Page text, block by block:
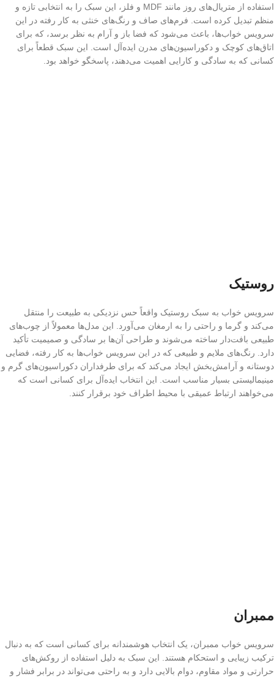
استفاده از متریال‌های روز مانند MDF و فلز، این سبک را به انتخابی تازه و
منظم تبدیل کرده است. فرم‌های صاف و رنگ‌های خنثی به کار رفته در این
سرویس خواب‌ها، باعث می‌شود که فضا باز و آرام به نظر برسد، که برای
اتاق‌های کوچک و دکوراسیون‌های مدرن ایده‌آل است. این سبک قطعاً برای
کسانی که به سادگی و کارایی اهمیت می‌دهند، پاسخگو خواهد بود.
روستیک
سرویس خواب به سبک روستیک واقعاً حس نزدیکی به طبیعت را منتقل
می‌کند و گرما و راحتی را به ارمغان می‌آورد. این مدل‌ها معمولاً از چوب‌های
طبیعی بافت‌دار ساخته می‌شوند و طراحی آن‌ها بر سادگی و صمیمیت تأکید
دارد. رنگ‌های ملایم و طبیعی که در این سرویس خواب‌ها به کار رفته، فضایی
دوستانه و آرامش‌بخش ایجاد می‌کند که برای طرفداران دکوراسیون‌های گرم و
مینیمالیستی بسیار مناسب است. این انتخاب ایده‌آل برای کسانی است که
می‌خواهند ارتباط عمیقی با محیط اطراف خود برقرار کنند.
ممبران
سرویس خواب ممبران، یک انتخاب هوشمندانه برای کسانی است که به دنبال
ترکیب زیبایی و استحکام هستند. این سبک به دلیل استفاده از روکش‌های
حرارتی و مواد مقاوم، دوام بالایی دارد و به راحتی می‌تواند در برابر فشار و